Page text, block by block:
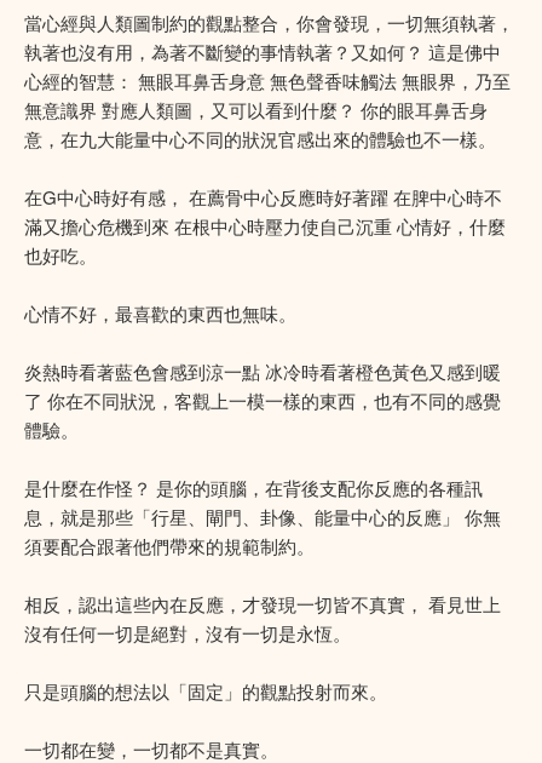
當心經與人類圖制約的觀點整合，你會發現，一切無須執著，
執著也沒有用，為著不斷變的事情執著？又如何？ 這是佛中
心經的智慧： 無眼耳鼻舌身意 無色聲香味觸法 無眼界，乃至
無意識界 對應人類圖，又可以看到什麼？ 你的眼耳鼻舌身
意，在九大能量中心不同的狀況官感出來的體驗也不一樣。
在G中心時好有感， 在薦骨中心反應時好著躍 在脾中心時不
滿又擔心危機到來 在根中心時壓力使自己沉重 心情好，什麼
也好吃。
心情不好，最喜歡的東西也無味。
炎熱時看著藍色會感到涼一點 冰冷時看著橙色黃色又感到暖
了 你在不同狀況，客觀上一模一樣的東西，也有不同的感覺
體驗。
是什麼在作怪？ 是你的頭腦，在背後支配你反應的各種訊
息，就是那些「行星、閘門、卦像、能量中心的反應」 你無
須要配合跟著他們帶來的規範制約。
相反，認出這些內在反應，才發現一切皆不真實， 看見世上
沒有任何一切是絕對，沒有一切是永恆。
只是頭腦的想法以「固定」的觀點投射而來。
一切都在變，一切都不是真實。